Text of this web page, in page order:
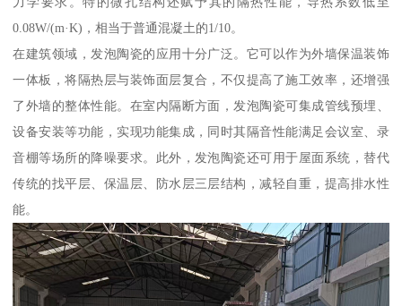
0.08W/(m·K)，相当于普通混凝土的1/10。
在建筑领域，发泡陶瓷的应用十分广泛。它可以作为外墙保温装饰
一体板，将隔热层与装饰面层复合，不仅提高了施工效率，还增强
了外墙的整体性能。在室内隔断方面，发泡陶瓷可集成管线预埋、
设备安装等功能，实现功能集成，同时其隔音性能满足会议室、录
音棚等场所的降噪要求。此外，发泡陶瓷还可用于屋面系统，替代
传统的找平层、保温层、防水层三层结构，减轻自重，提高排水性
能。